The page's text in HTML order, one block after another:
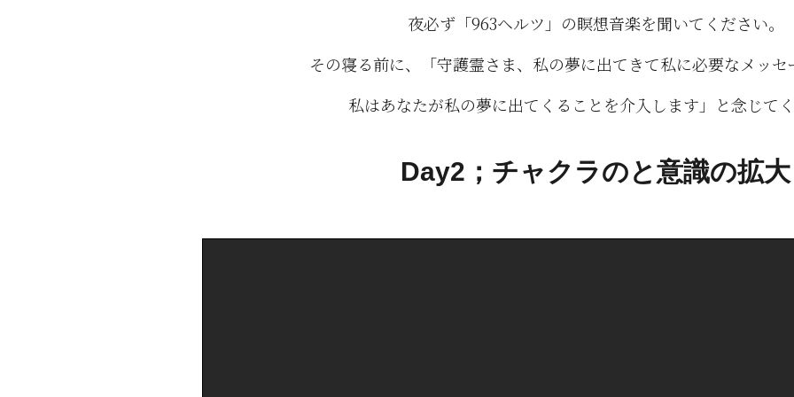
夜必ず「963ヘルツ」の瞑想音楽を聞いてください。
その寝る前に、「守護霊さま、私の夢に出てきて私に必要なメッセ
私はあなたが私の夢に出てくることを介入します」と念じて
Day2；チャクラのと意識の拡大